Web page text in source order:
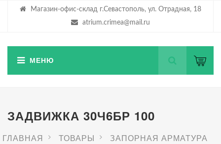
Магазин-офис-склад г.Севастополь, ул. Отрадная, 18
atrium.crimea@mail.ru
ЗАДВИЖКА 30Ч6БР 100
ГЛАВНАЯ ТОВАРЫ
ЗАПОРНАЯ АРМАТУРА